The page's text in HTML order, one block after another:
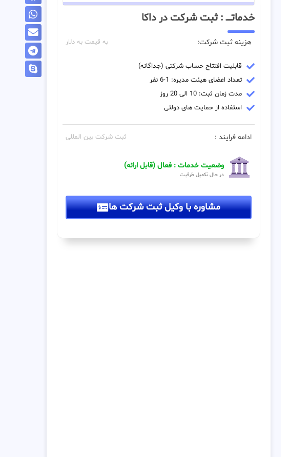
خدماتـــــ : ثبت شرکت در داکا
هزینه ثبت شرکت: به قیمت به دلار
قابلیت افتتاح حساب شرکتی (جداگانه)
تعداد اعضای هیئت مدیره: 1-6 نفر
مدت زمان ثبت: 10 الی 20 روز
استفاده از حمایت های دولتی
ادامه فرایند : ثبت شرکت بین المللی
وضعیت خدمات : فعال (قابل ارائه)
در حال تکمیل ظرفیت
مشاوره با وکیل ثبت شرکت ها